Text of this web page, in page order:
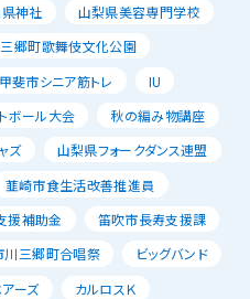
神社
山梨県美容専門学校
郷町歌舞伎文化公園
甲斐市シニア筋トレ
IU
ボール大会
秋の編み物講座
ズ
山梨県フォークダンス連盟
韮崎市食生活改善推進員
援補助金
笛吹市長寿支援課
川三郷町合唱祭
ビッグバンド
ーズ
カルロスＫ